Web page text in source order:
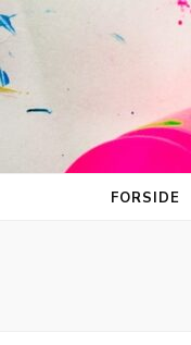
FORSIDE